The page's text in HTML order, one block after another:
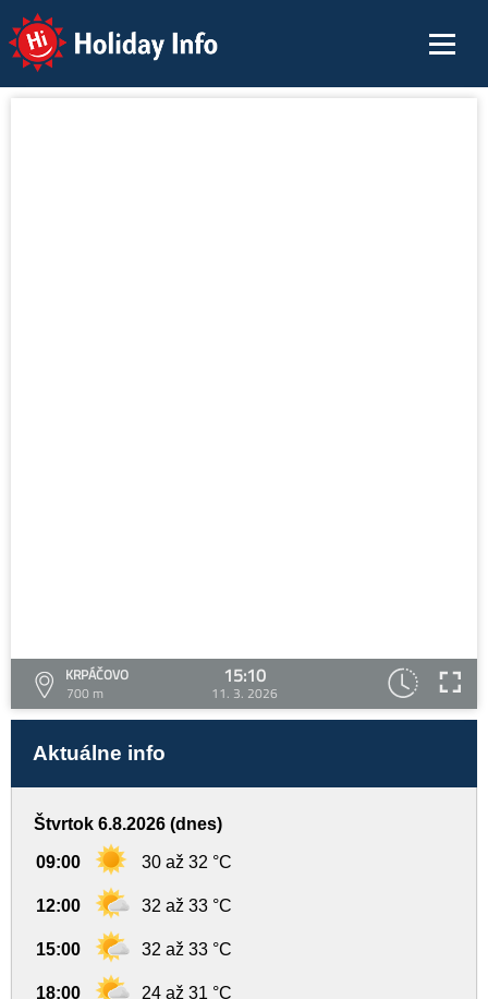
Holiday Info
KRPÁČOVO
700 m
15:10
11. 3. 2026
Aktuálne info
Štvrtok 6.8.2026 (dnes)
09:00 30 až 32 °C
12:00 32 až 33 °C
15:00 32 až 33 °C
18:00 24 až 31 °C